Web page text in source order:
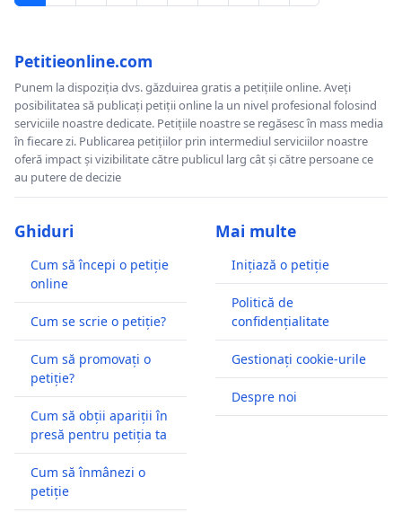
Petitieonline.com
Punem la dispoziția dvs. găzduirea gratis a petițiile online. Aveți
posibilitatea să publicați petiții online la un nivel profesional folosind
serviciile noastre dedicate. Petițiile noastre se regăsesc în mass media
în fiecare zi. Publicarea petițiilor prin intermediul serviciilor noastre
oferă impact și vizibilitate către publicul larg cât și către persoane ce
au putere de decizie
Ghiduri
Cum să începi o petiție
online
Cum se scrie o petiție?
Cum să promovați o
petiție?
Cum să obții apariții în
presă pentru petiția ta
Cum să înmânezi o
petiție
Mai multe
Inițiază o petiție
Politică de
confidențialitate
Gestionați cookie-urile
Despre noi